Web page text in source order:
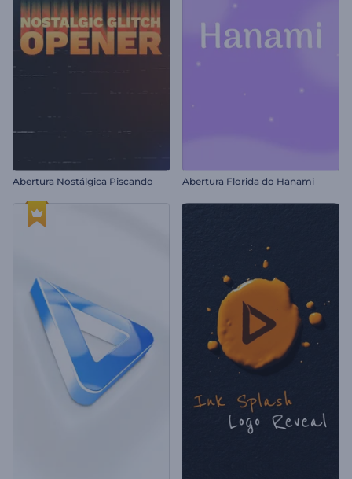
Abertura Nostálgica Piscando Abertura Florida do Hanami